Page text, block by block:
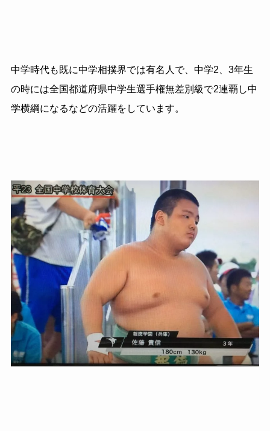
中学時代も既に中学相撲界では有名人で、中学2、3年生
の時には全国都道府県中学生選手権無差別級で2連覇し中
学横綱になるなどの活躍をしています。